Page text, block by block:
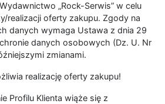
„Rock-Serwis” w celu
realizacji oferty zakupu. Zgody na
danych wymaga Ustawa z dnia 29
danych osobowych (Dz. U. Nr
zmianami.
realizację oferty zakupu!
Profilu Klienta wiąże się z